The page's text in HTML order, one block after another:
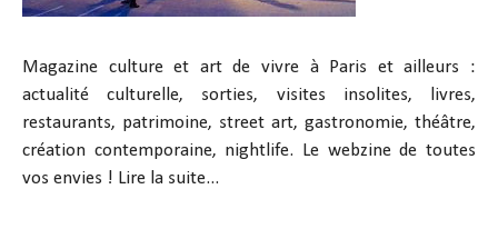
Magazine culture et art de vivre à Paris et ailleurs :
actualité culturelle, sorties, visites insolites, livres,
restaurants, patrimoine, street art, gastronomie, théâtre,
création contemporaine, nightlife. Le webzine de toutes
vos envies ! Lire la suite...